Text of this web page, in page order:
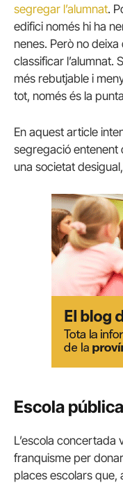
segregar l’alumnat.
edifici només hi ha
nenes. Però no
classificar l’alumnat.
més rebutjable i
tot, només és la
En aquest article
segregació entenent
una societat
Escola
L’escola
franquisme per
places escolars que,